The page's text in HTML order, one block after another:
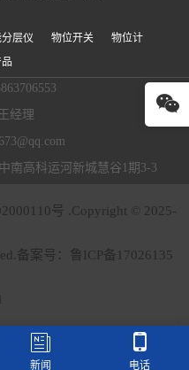
层仪 物位开关
物位计
经理
南高科运河新城慧谷1期3-3
号 .Copyright © 2025-
备案号： 鲁ICP备17026135

新闻

电话